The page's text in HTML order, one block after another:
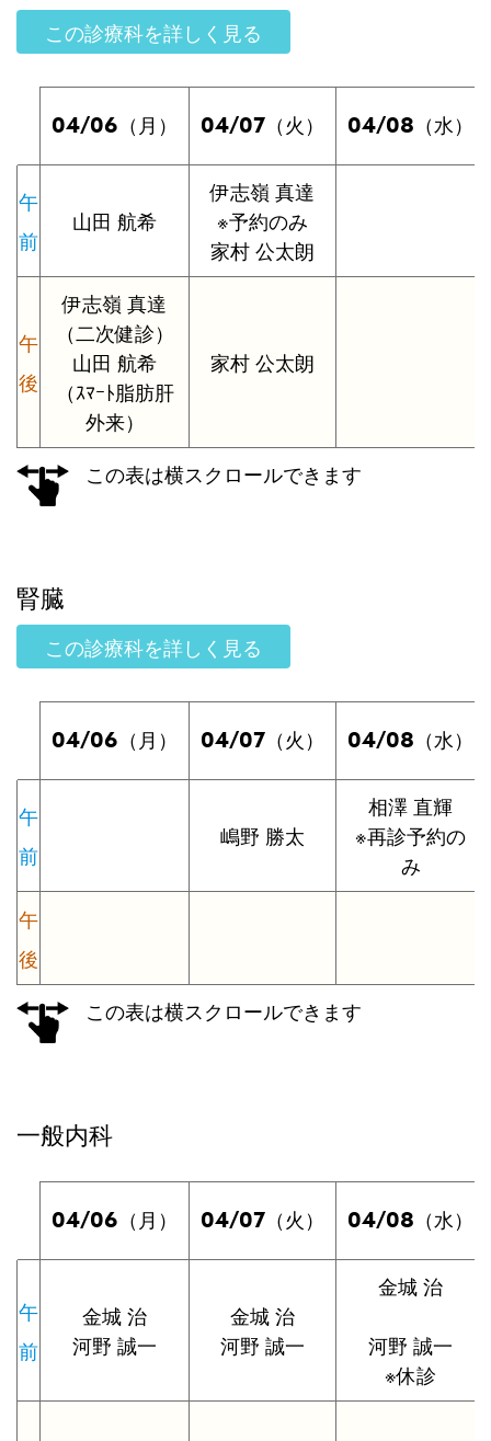
この診療科を詳しく見る
04/06 （月） 04/07 （火） 04/08 （水）
午
前
山田 航希
伊志嶺 真達
※予約のみ
家村 公太朗
午
後
伊志嶺 真達
（二次健診）
山田 航希
（ｽﾏｰﾄ脂肪肝
外来）
家村 公太朗
この表は横スクロールできます
腎臓
この診療科を詳しく見る
04/06 （月） 04/07 （火） 04/08 （水）
午
前
嶋野 勝太
相澤 直輝
※再診予約の
み
午
後
この表は横スクロールできます
一般内科
04/06 （月） 04/07 （火） 04/08 （水）
午
前
金城 治
河野 誠一
金城 治
河野 誠一
金城 治
河野 誠一
※休診